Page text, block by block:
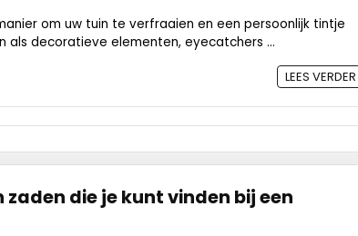
om uw tuin te verfraaien en een persoonlijk tintje
als decoratieve elementen, eyecatchers ...
LEES VERDER
die je kunt vinden bij een